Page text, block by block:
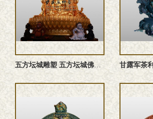
五方坛城‌雕塑 五方坛城佛像 五方佛雕塑